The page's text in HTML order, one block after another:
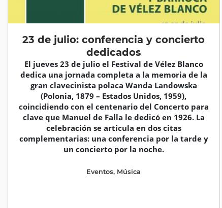
23 de julio: conferencia y concierto
dedicados
El jueves 23 de julio el Festival de Vélez Blanco
dedica una jornada completa a la memoria de la
gran clavecinista polaca Wanda Landowska
(Polonia, 1879 – Estados Unidos, 1959),
coincidiendo con el centenario del Concerto para
clave que Manuel de Falla le dedicó en 1926. La
celebración se articula en dos citas
complementarias: una conferencia por la tarde y
un concierto por la noche.
Eventos, Música